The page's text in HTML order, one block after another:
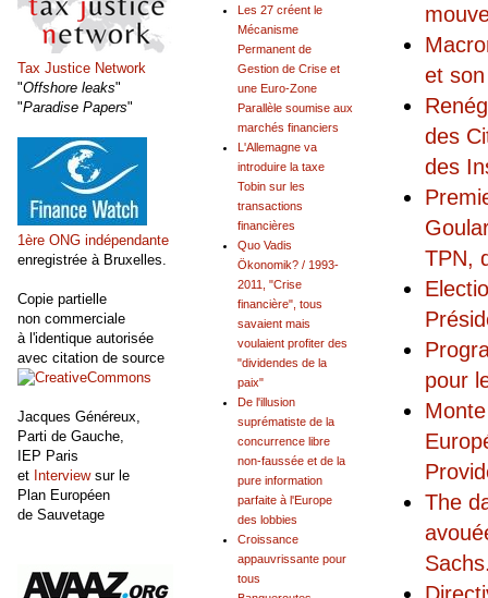
et
des
des
TPN,
pour
The
Les 27 créent le
Mécanisme
Permanent de
Gestion de Crise et
une Euro-Zone
Parallèle soumise aux
marchés financiers
L'Allemagne va
introduire la taxe
Tobin sur les
transactions
financières
Quo Vadis
Ökonomik? / 1993-
2011, "Crise
financière", tous
savaient mais
voulaient profiter des
"dividendes de la
paix"
De l'illusion
suprématiste de la
concurrence libre
non-faussée et de la
pure information
parfaite à l'Europe
des lobbies
Croissance
appauvrissante pour
tous
Tax Justice Network
"Offshore leaks"
"Paradise Papers"
1ère ONG indépendante
enregistrée à Bruxelles.
Copie partielle
non commerciale
à l'identique autorisée
avec citation de source
Jacques Généreux,
Parti de Gauche,
IEP Paris
et Interviewsur le
Plan Européen
de Sauvetage